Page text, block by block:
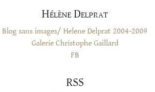
Hélène Delprat
Blog sans images/ Helene Delprat 2004-2009
Galerie Christophe Gaillard
FB
RSS